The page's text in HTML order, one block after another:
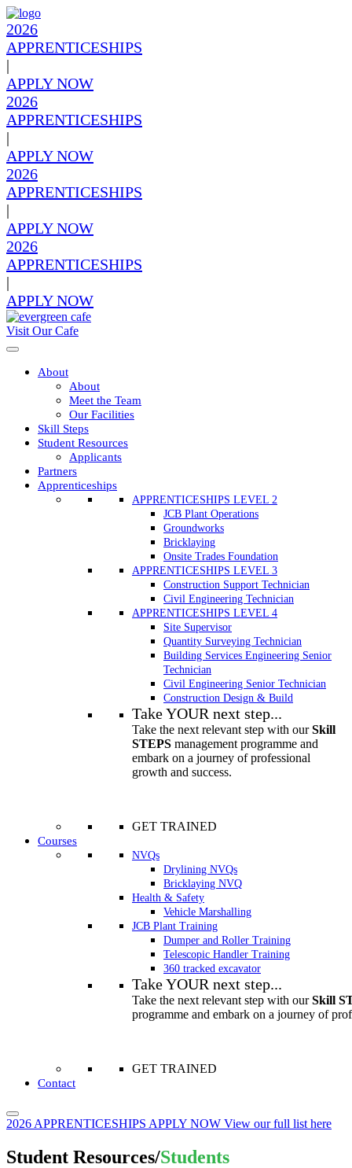
2026
APPRENTICESHIPS
|
APPLY NOW
2026
APPRENTICESHIPS
|
APPLY NOW
2026
APPRENTICESHIPS
|
APPLY NOW
2026
APPRENTICESHIPS
|
APPLY NOW
Visit Our Cafe
About
About
Meet the Team
Our Facilities
Skill Steps
Student Resources
Applicants
Partners
Apprenticeships
APPRENTICESHIPS LEVEL 2
JCB Plant Operations
Groundworks
Bricklaying
Onsite Trades Foundation
APPRENTICESHIPS LEVEL 3
Construction Support Technician
Civil Engineering Technician
APPRENTICESHIPS LEVEL 4
Site Supervisor
Quantity Surveying Technician
Building Services Engineering Senior
Technician
Civil Engineering Senior Technician
Construction Design & Build
Take YOUR next step...
Take the next relevant step with ourSkill
STEPS management programme and
embark on a journey of professional
growth and success.
GET TRAINED
Courses
NVQs
Drylining NVQs
Bricklaying NVQ
Health & Safety
Vehicle Marshalling
JCB Plant Training
Dumper and Roller Training
Telescopic Handler Training
360 tracked excavator
Take YOUR next step...
Take the next relevant step with ourSkill
programme and embark on a journey of
GET TRAINED
Contact
2026 APPRENTICESHIPS APPLY NOW View our full list here
Student Resources/Students